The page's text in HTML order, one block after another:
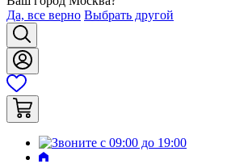
Да, все верно Выбрать другой